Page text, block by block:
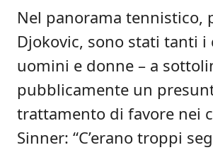
Nel panorama tennistico,
Djokovic, sono stati tanti i
uomini e donne – a
pubblicamente un
trattamento di favore nei
Sinner: “C’erano troppi